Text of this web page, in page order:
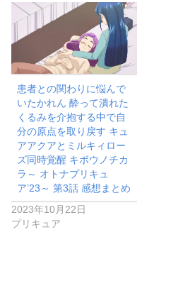
患者との関わりに悩んで
いたかれん 酔って潰れた
くるみを介抱する中で自
分の原点を取り戻す キュ
アアクアとミルキィロー
ズ同時覚醒 キボウノチカ
ラ～ オトナプリキュ
ア’23～ 第3話 感想まとめ
2023年10月22日
プリキュア